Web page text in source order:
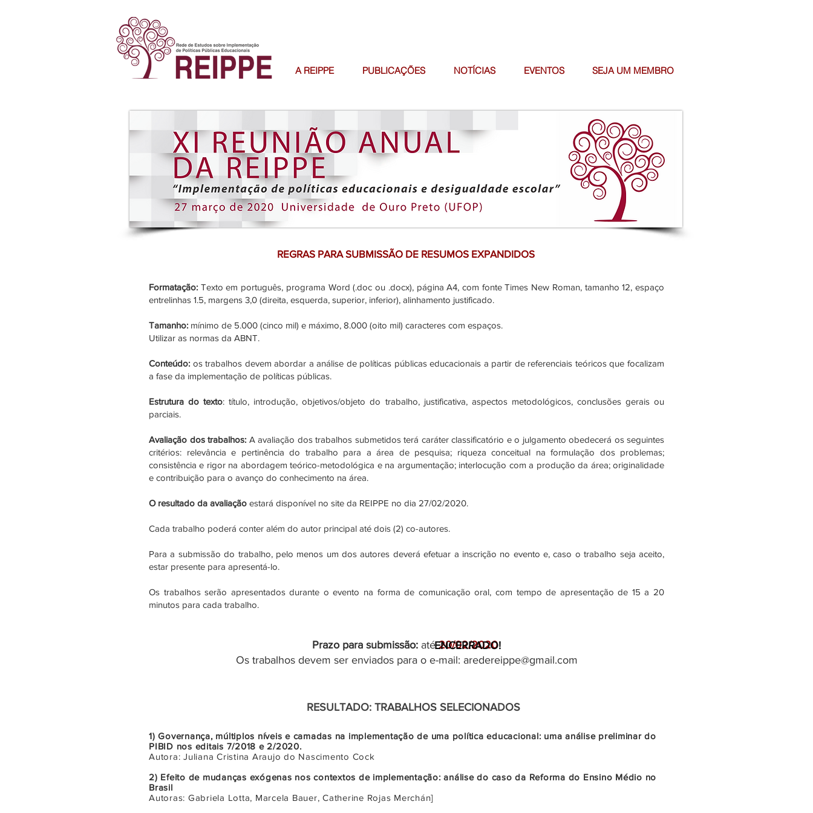
A REIPPE PUBLICAÇÕES NOTÍCIAS EVENTOS SEJA UM MEMBRO
REGRAS PARA SUBMISSÃO DE RESUMOS EXPANDIDOS
Formatação: Texto em português, programa Word (.doc ou .docx), página A4, com fonte Times New Roman, tamanho 12, espaço
entrelinhas 1.5, margens 3,0 (direita, esquerda, superior, inferior), alinhamento justificado.
Tamanho: mínimo de 5.000 (cinco mil) e máximo, 8.000 (oito mil) caracteres com espaços.
Utilizar as normas da ABNT.
Conteúdo: os trabalhos devem abordar a análise de políticas públicas educacionais a partir de referenciais teóricos que focalizam
a fase da implementação de políticas públicas.
Estrutura do texto: título, introdução, objetivos/objeto do trabalho, justificativa, aspectos metodológicos, conclusões gerais ou
parciais.
Avaliação dos trabalhos: A avaliação dos trabalhos submetidos terá caráter classificatório e o julgamento obedecerá os seguintes
critérios: relevância e pertinência do trabalho para a área de pesquisa; riqueza conceitual na formulação dos problemas;
consistência e rigor na abordagem teórico-metodológica e na argumentação; interlocução com a produção da área; originalidade
e contribuição para o avanço do conhecimento na área.
O resultado da avaliação estará disponível no site da REIPPE no dia 27/02/2020.
Cada trabalho poderá conter além do autor principal até dois (2) co-autores.
Para a submissão do trabalho, pelo menos um dos autores deverá efetuar a inscrição no evento e, caso o trabalho seja aceito,
estar presente para apresentá-lo.
Os trabalhos serão apresentados durante o evento na forma de comunicação oral, com tempo de apresentação de 15 a 20
minutos para cada trabalho.
Prazo para submissão: até20/02/2020
Os trabalhos devem ser enviados para o e-mail: aredereippe@gmail.com
ENCERRADO!
RESULTADO: TRABALHOS SELECIONADOS
1) Governança, múltiplos níveis e camadas na implementação de uma política educacional: uma análise preliminar do
PIBID nos editais 7/2018 e 2/2020.
Autora: Juliana Cristina Araujo do Nascimento Cock
2) Efeito de mudanças exógenas nos contextos de implementação: análise do caso da Reforma do Ensino Médio no
Brasil
Autoras: Gabriela Lotta, Marcela Bauer, Catherine Rojas Merchán]